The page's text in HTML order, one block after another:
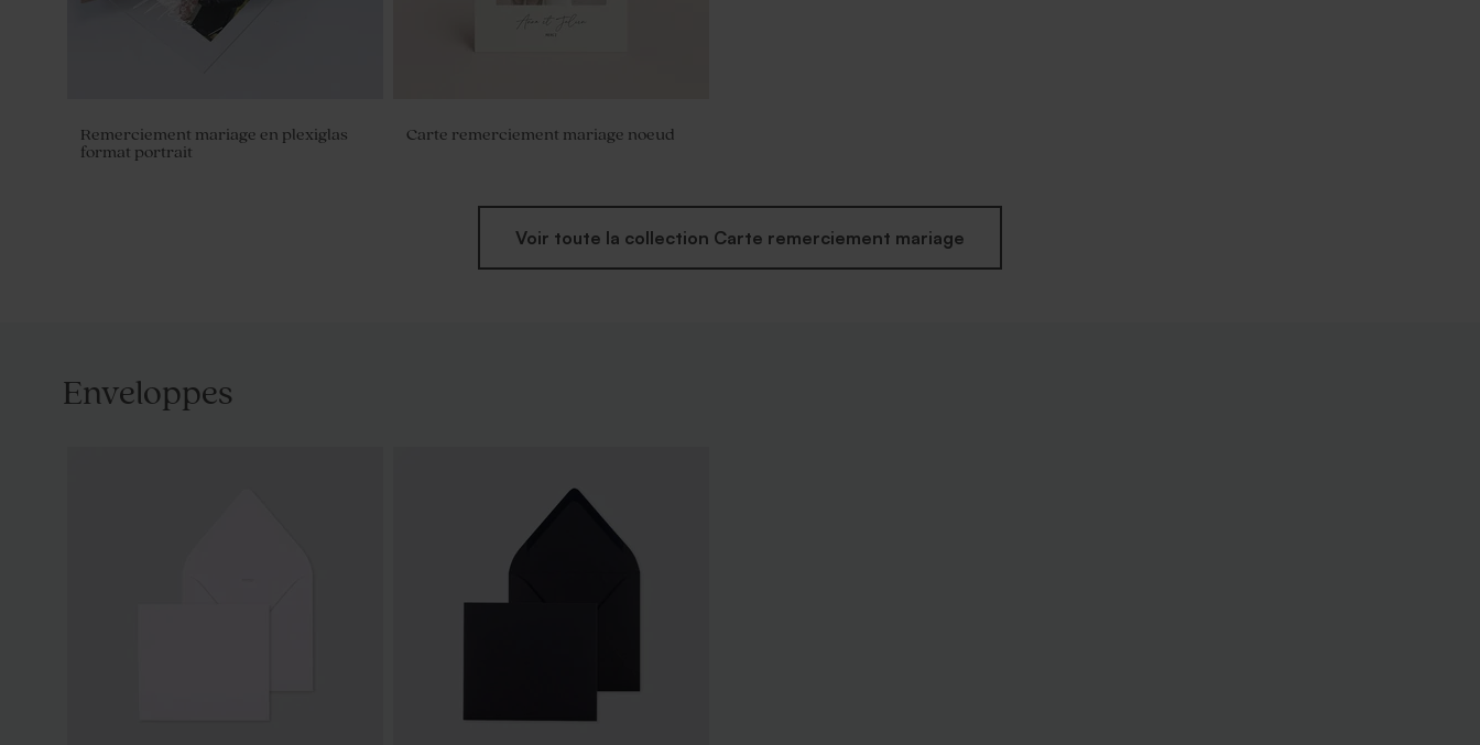
Remerciement mariage en plexiglas
format portrait
Carte remerciement mariage noeud
Voir toute la collection Carte remerciement mariage
Enveloppes